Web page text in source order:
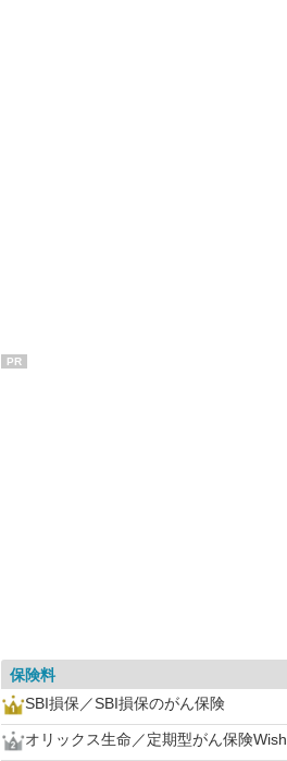
PR
保険料
SBI損保／SBI損保のがん保険
オリックス生命／定期型がん保険Wish